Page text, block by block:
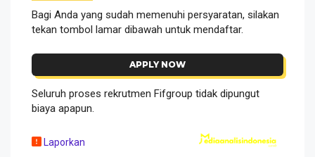
Bagi Anda yang sudah memenuhi persyaratan, silakan
tekan tombol lamar dibawah untuk mendaftar.
APPLY NOW
Seluruh proses rekrutmen Fifgroup tidak dipungut
biaya apapun.
Laporkan